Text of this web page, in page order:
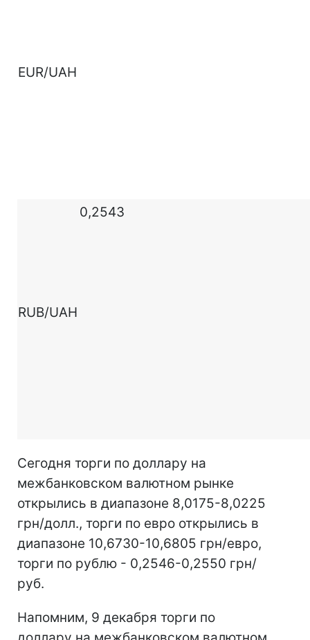
EUR/UAH
RUB/UAH
0,2543
Сегодня торги по доллару на
межбанковском валютном рынке
открылись в диапазоне 8,0175-8,0225
грн/долл., торги по евро открылись в
диапазоне 10,6730-10,6805 грн/евро,
торги по рублю - 0,2546-0,2550 грн/
руб.
Напомним, 9 декабря торги по